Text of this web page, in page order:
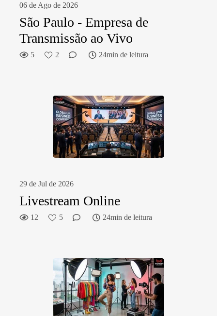
06 de Ago de 2026
São Paulo - Empresa de
Transmissão ao Vivo
5 2 24min de leitura
29 de Jul de 2026
Livestream Online
12 5 24min de leitura